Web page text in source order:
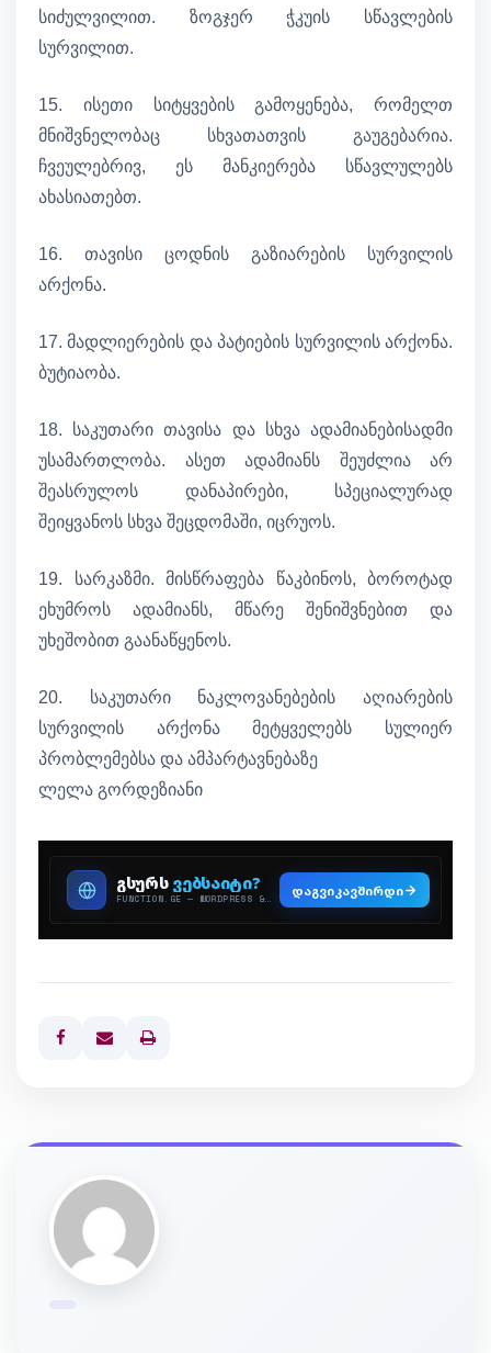
სიძულვილით. ზოგჯერ ჭკუის სწავლების
სურვილით.
15. ისეთი სიტყვების გამოყენება, რომელთ
მნიშვნელობაც სხვათათვის გაუგებარია.
ჩვეულებრივ, ეს მანკიერება სწავლულებს
ახასიათებთ.
16. თავისი ცოდნის გაზიარების სურვილის
არქონა.
17. მადლიერების და პატიების სურვილის არქონა.
ბუტიაობა.
18. საკუთარი თავისა და სხვა ადამიანებისადმი
უსამართლობა. ასეთ ადამიანს შეუძლია არ
შეასრულოს დანაპირები, სპეციალურად
შეიყვანოს სხვა შეცდომაში, იცრუოს.
19. სარკაზმი. მისწრაფება წაკბინოს, ბოროტად
ეხუმროს ადამიანს, მწარე შენიშვნებით და
უხეშობით გაანაწყენოს.
20. საკუთარი ნაკლოვანებების აღიარების
სურვილის არქონა მეტყველებს სულიერ
პრობლემებსა და ამპარტავნებაზე
ლელა გორდეზიანი
Print